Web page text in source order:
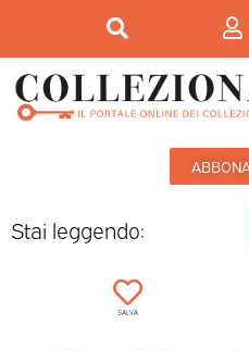
Stai leggendo:
SALVA